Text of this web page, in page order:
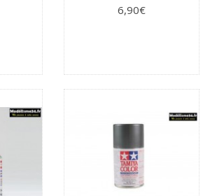
6,90€